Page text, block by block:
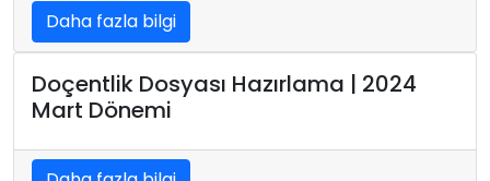
Daha fazla bilgi
Doçentlik Dosyası Hazırlama | 2024
Mart Dönemi